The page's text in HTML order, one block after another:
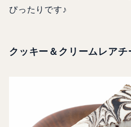
ぴったりです♪
クッキー＆クリームレア